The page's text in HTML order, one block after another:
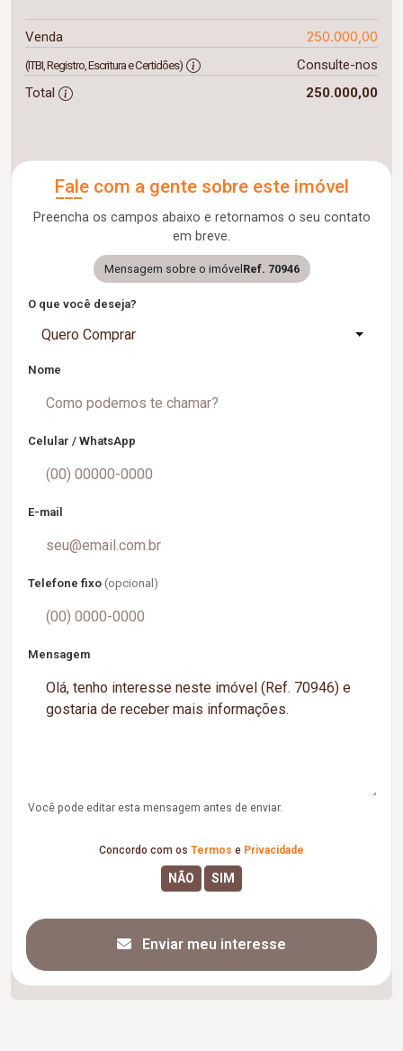
Venda 250.000,00
(ITBI, Registro, Escritura e Certidões)
Consulte-nos
Total
250.000,00
Fale com a gente sobre este imóvel
Preencha os campos abaixo e retornamos o seu contato
em breve.
Mensagem sobre o imóvel Ref. 70946
O que você deseja?
Quero Comprar
Nome
Celular / WhatsApp
E-mail
Telefone fixo (opcional)
Mensagem
Você pode editar esta mensagem antes de enviar.
Concordo com os Termos e Privacidade
Enviar meu interesse